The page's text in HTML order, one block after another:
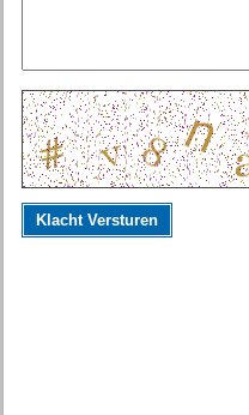
Klacht Versturen